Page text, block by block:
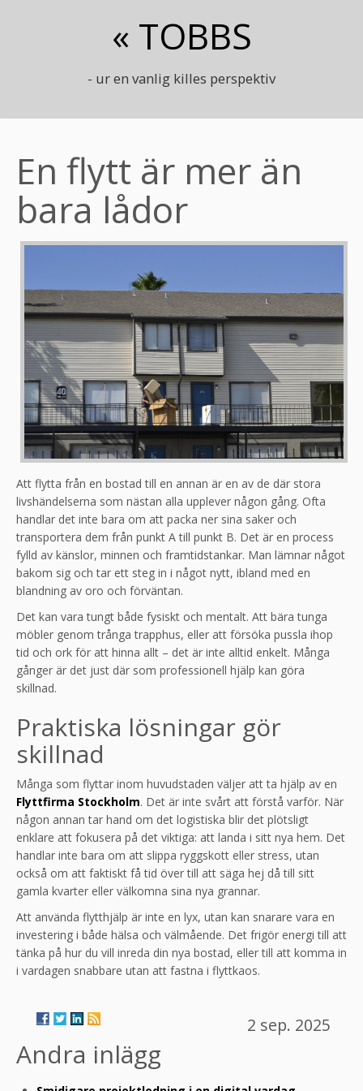
« TOBBS
- ur en vanlig killes perspektiv
En flytt är mer än
bara lådor
Att flytta från en bostad till en annan är en av de där stora
livshändelserna som nästan alla upplever någon gång. Ofta
handlar det inte bara om att packa ner sina saker och
transportera dem från punkt A till punkt B. Det är en process
fylld av känslor, minnen och framtidstankar. Man lämnar något
bakom sig och tar ett steg in i något nytt, ibland med en
blandning av oro och förväntan.
Det kan vara tungt både fysiskt och mentalt. Att bära tunga
möbler genom trånga trapphus, eller att försöka pussla ihop
tid och ork för att hinna allt – det är inte alltid enkelt. Många
gånger är det just där som professionell hjälp kan göra
skillnad.
Praktiska lösningar gör
skillnad
Många som flyttar inom huvudstaden väljer att ta hjälp av en
Flyttfirma Stockholm. Det är inte svårt att förstå varför. När
någon annan tar hand om det logistiska blir det plötsligt
enklare att fokusera på det viktiga: att landa i sitt nya hem. Det
handlar inte bara om att slippa ryggskott eller stress, utan
också om att faktiskt få tid över till att säga hej då till sitt
gamla kvarter eller välkomna sina nya grannar.
Att använda flytthjälp är inte en lyx, utan kan snarare vara en
investering i både hälsa och välmående. Det frigör energi till att
tänka på hur du vill inreda din nya bostad, eller till att komma in
i vardagen snabbare utan att fastna i flyttkaos.
2 sep. 2025
Andra inlägg